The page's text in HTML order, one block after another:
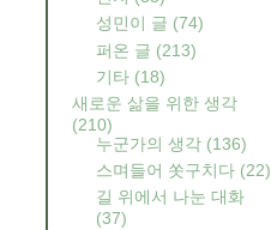
성민이 글 (74)
퍼온 글 (213)
기타 (18)
새로운 삶을 위한 생각
(210)
누군가의 생각 (136)
스며들어 쏫구치다 (22)
길 위에서 나눈 대화
(37)